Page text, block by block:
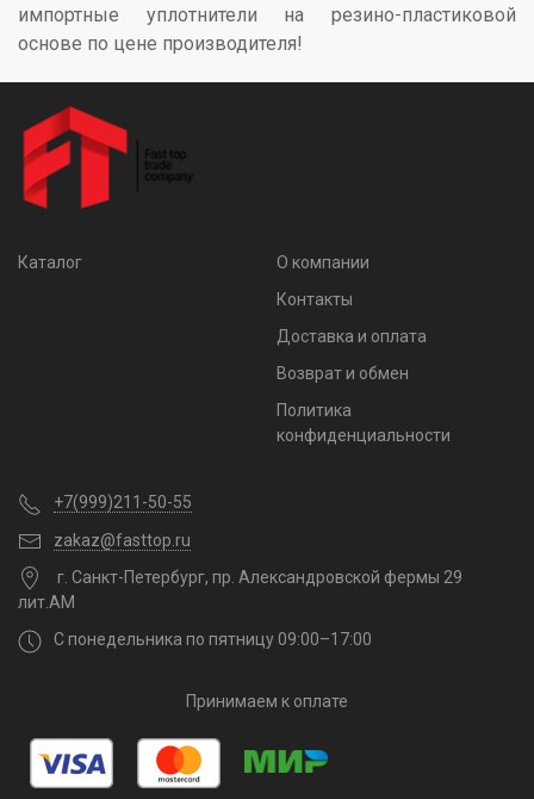
импортные уплотнители на резино-пластиковой
основе по цене производителя!
Каталог
О компании
Контакты
Доставка и оплата
Возврат и обмен
Политика
конфиденциальности
+7(999)211-50-55
zakaz@fasttop.ru
г. Санкт-Петербург, пр. Александровской фермы 29
лит.АМ
С понедельника по пятницу 09:00–17:00
Принимаем к оплате